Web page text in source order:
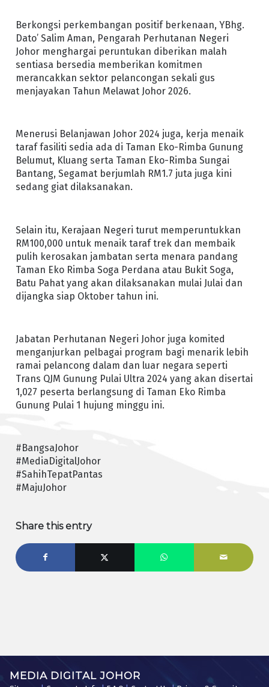
Berkongsi perkembangan positif berkenaan, YBhg.
Dato’ Salim Aman, Pengarah Perhutanan Negeri
Johor menghargai peruntukan diberikan malah
sentiasa bersedia memberikan komitmen
merancakkan sektor pelancongan sekali gus
menjayakan Tahun Melawat Johor 2026.
Menerusi Belanjawan Johor 2024 juga, kerja menaik
taraf fasiliti sedia ada di Taman Eko-Rimba Gunung
Belumut, Kluang serta Taman Eko-Rimba Sungai
Bantang, Segamat berjumlah RM1.7 juta juga kini
sedang giat dilaksanakan.
Selain itu, Kerajaan Negeri turut memperuntukkan
RM100,000 untuk menaik taraf trek dan membaik
pulih kerosakan jambatan serta menara pandang
Taman Eko Rimba Soga Perdana atau Bukit Soga,
Batu Pahat yang akan dilaksanakan mulai Julai dan
dijangka siap Oktober tahun ini.
Jabatan Perhutanan Negeri Johor juga komited
menganjurkan pelbagai program bagi menarik lebih
ramai pelancong dalam dan luar negara seperti
Trans QJM Gunung Pulai Ultra 2024 yang akan disertai
1,027 peserta berlangsung di Taman Eko Rimba
Gunung Pulai 1 hujung minggu ini.
#BangsaJohor
#MediaDigitalJohor
#SahihTepatPantas
#MajuJohor
Share this entry
MEDIA DIGITAL JOHOR